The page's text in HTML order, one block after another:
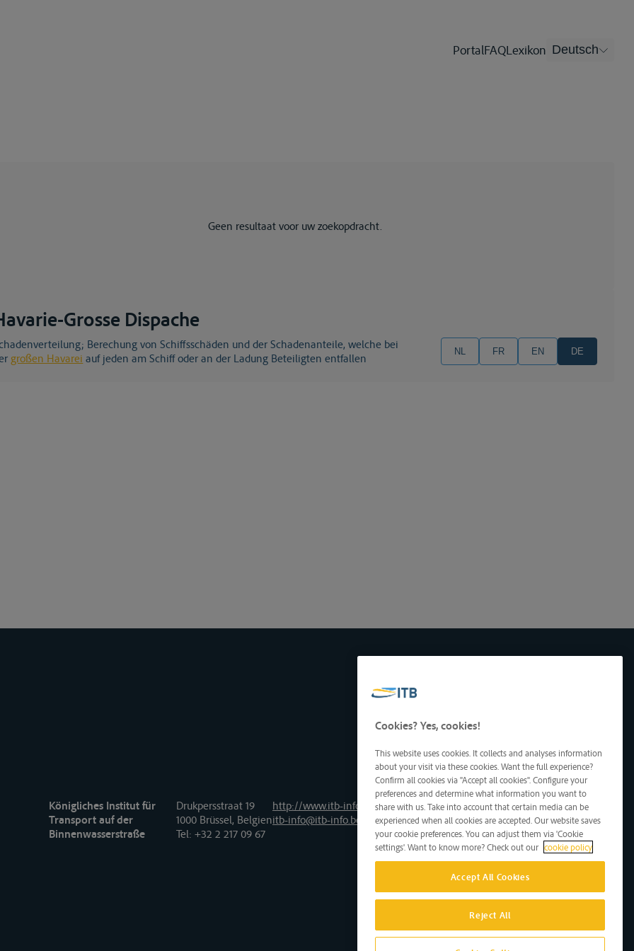
PortalFAQLexikon Deutsch
Geen resultaat voor uw zoekopdracht.
Grosse Dispache
großen Havarei auf jeden am Schiff oder an der Ladung Beteiligten entfallen NL FR EN DE
Königliches Institut für
Transport auf der
Binnenwasserstraße
Drukpersstraat 19
1000 Brüssel, Belgien
Tel: +32 2 217 09 67
http://www.itb-info.be
itb-info@itb-info.be
Cookies? Yes, cookies!
This website uses cookies. It collects and analyses information
about your visit via these cookies. Want the full experience?
Confirm all cookies via "Accept all cookies". Configure your
preferences and determine what information you want to
share with us. Take into account that certain media can be
experienced when all cookies are accepted. Our website saves
your cookie preferences. You can adjust them via 'Cookie
settings'. Want to know more? Check out our cookie policy
Accept All Cookies
Reject All